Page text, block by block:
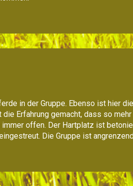
in der Gruppe. Ebenso ist hier
Erfahrung gemacht, dass so
immer offen. Der Hartplatz ist
Die Gruppe ist